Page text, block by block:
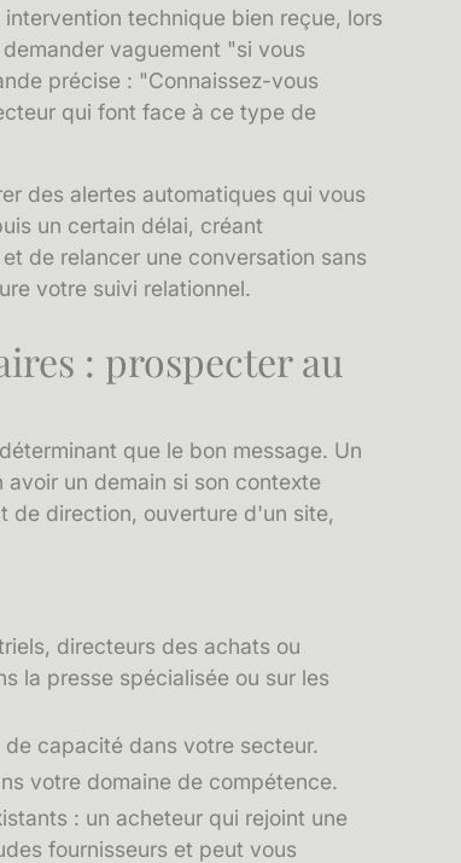
de confidentialité, en garantissant la
technique bien reçue, lors
vaguement "si vous
précise : "Connaissez-vous
qui font face à ce type de
des alertes automatiques qui vous
un certain délai, créant
de relancer une conversation sans
votre suivi relationnel.
: prospecter au
que le bon message. Un
un demain si son contexte
de direction, ouverture d'un site,
directeurs des achats ou
la presse spécialisée ou sur les
capacité dans votre secteur.
votre domaine de compétence.
: un acheteur qui rejoint une
fournisseurs et peut vous